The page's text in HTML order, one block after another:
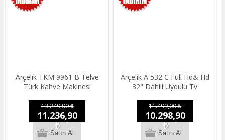
Arçelik TKM 9961 B Telve
Türk Kahve Makinesi
13.249,00 ₺
11.236,90
₺
Arçelik A 532 C Full Hd& Hd
32" Dahili Uydulu Tv
11.499,00 ₺
10.298,90
₺